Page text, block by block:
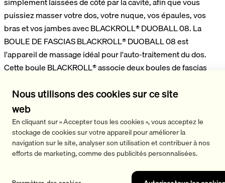
puissiez masser votre dos, votre nuque, vos épaules, vos
bras et vos jambes avec BLACKROLL® DUOBALL 08. La
BOULE DE FASCIAS BLACKROLL® DUOBALL 08 est
l'appareil de massage idéal pour l'auto-traitement du dos.
Cette boule BLACKROLL® associe deux boules de fascias
Vous pouvez masser des faisceaux musculaires parallèles
non seulement en même temps mais également
uniformément. Vous ne touchez pas les apophyses
épineuses car les boules de fascias passent directement à
côté de la colonne vertébrale. De par ses dimensions et sa
forme, vous pouvez également utiliser la boule de massage
DUOBALL pour masser les tibias, les bras et les épaules. Ce
Nous utilisons des cookies sur ce site
web
En cliquant sur « Accepter tous les cookies », vous acceptez le
stockage de cookies sur votre appareil pour améliorer la
navigation sur le site, analyser son utilisation et contribuer à nos
efforts de marketing, comme des publicités personnalisées.